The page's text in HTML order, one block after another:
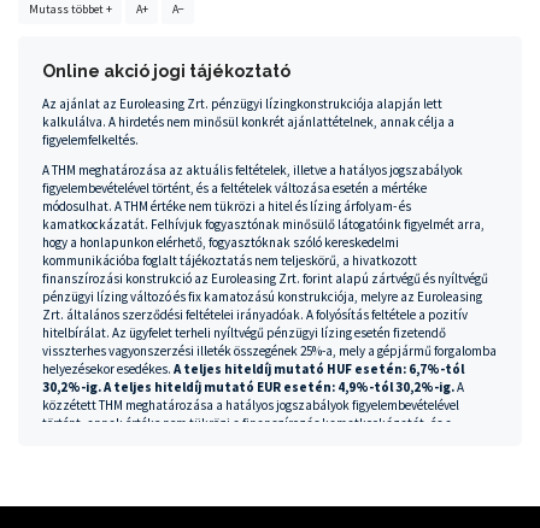
Mutass többet + A+ A−
Online akció jogi tájékoztató
Az ajánlat az Euroleasing Zrt. pénzügyi lízingkonstrukciója alapján lett
kalkulálva. A hirdetés nem minősül konkrét ajánlattételnek, annak célja a
figyelemfelkeltés.
A THM meghatározása az aktuális feltételek, illetve a hatályos jogszabályok
figyelembevételével történt, és a feltételek változása esetén a mértéke
módosulhat. A THM értéke nem tükrözi a hitel és lízing árfolyam- és
kamatkockázatát. Felhívjuk fogyasztónak minősülő látogatóink figyelmét arra,
hogy a honlapunkon elérhető, fogyasztóknak szóló kereskedelmi
kommunikációba foglalt tájékoztatás nem teljeskörű, a hivatkozott
finanszírozási konstrukció az Euroleasing Zrt. forint alapú zártvégű és nyíltvégű
pénzügyi lízing változó és fix kamatozású konstrukciója, melyre az Euroleasing
Zrt. általános szerződési feltételei irányadóak. A folyósítás feltétele a pozitív
hitelbírálat. Az ügyfelet terheli nyíltvégű pénzügyi lízing esetén fizetendő
visszterhes vagyonszerzési illeték összegének 25%-a, mely a gépjármű forgalomba
helyezésekor esedékes. A teljes hiteldíj mutató HUF esetén: 6,7%-tól
30,2%-ig. A teljes hiteldíj mutató EUR esetén: 4,9%-tól 30,2%-ig.A
közzétett THM meghatározása a hatályos jogszabályok figyelembevételével
történt, annak értéke nem tükrözi a finanszírozás kamatkockázatát, és a